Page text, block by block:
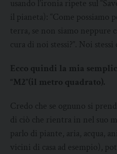
usando l’ironia ripete sul
il pianeta): “Come possiamo
terra, se non siamo neppure
cura di noi stessi?”. Noi stessi
Ecco quindi la mia
“M2”(il metro quadrato).
Credo che se ognuno si
di ciò che rientra in nel suo
parlo di piante, aria, acqua,
vicini di casa ad esempio),